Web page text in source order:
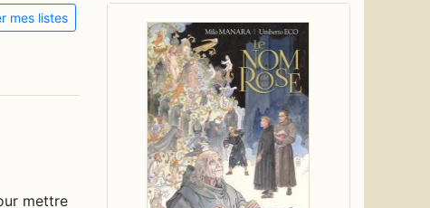
mes listes
mettre